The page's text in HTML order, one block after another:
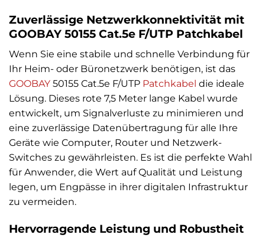
Zuverlässige Netzwerkkonnektivität mit
GOOBAY 50155 Cat.5e F/UTP Patchkabel
Wenn Sie eine stabile und schnelle Verbindung für
Ihr Heim- oder Büronetzwerk benötigen, ist das
GOOBAY 50155 Cat.5e F/UTP Patchkabel die ideale
Lösung. Dieses rote 7,5 Meter lange Kabel wurde
entwickelt, um Signalverluste zu minimieren und
eine zuverlässige Datenübertragung für alle Ihre
Geräte wie Computer, Router und Netzwerk-
Switches zu gewährleisten. Es ist die perfekte Wahl
für Anwender, die Wert auf Qualität und Leistung
legen, um Engpässe in ihrer digitalen Infrastruktur
zu vermeiden.
Hervorragende Leistung und Robustheit